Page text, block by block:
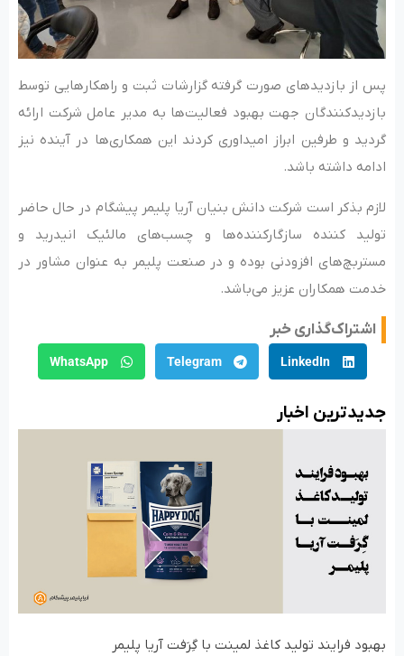
پس از بازدیدهای صورت گرفته گزارشات ثبت و راهکارهایی توسط
بازدیدکنندگان جهت بهبود فعالیت‌ها به مدیر عامل شرکت ارائه
گردید و طرفین ابراز امیداوری کردند این همکاری‌ها در آینده نیز
ادامه داشته باشد.
لازم بذکر است شرکت دانش بنیان آریا پلیمر پیشگام در حال حاضر
تولید کننده سازگارکننده‌ها و چسب‌های مالئیک انیدرید و
مستربچ‌های افزودنی بوده و در صنعت پلیمر به عنوان مشاور در
خدمت همکاران عزیز می‌باشد.
اشتراک‌گذاری خبر
LinkedIn
Telegram
WhatsApp
جدید‌ترین اخبار
بهبود فرایند تولید کاغذ لمینت با گِرَفت آریا پلیمر